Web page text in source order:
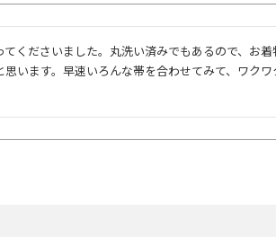
てくださいました。丸洗い済みでもあるので、お
います。早速いろんな帯を合わせてみて、ワクワ